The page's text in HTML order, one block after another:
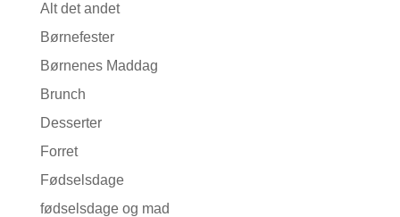
Alt det andet
Børnefester
Børnenes Maddag
Brunch
Desserter
Forret
Fødselsdage
fødselsdage og mad